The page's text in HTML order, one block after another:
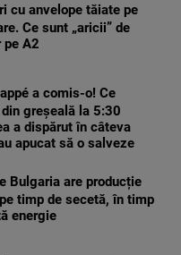
cu anvelope tăiate pe
Ce sunt „aricii” de
pe A2
a comis-o! Ce
greșeală la 5:30
a dispărut în câteva
apucat să o salveze
Bulgaria are producție
timp de secetă, în timp
energie